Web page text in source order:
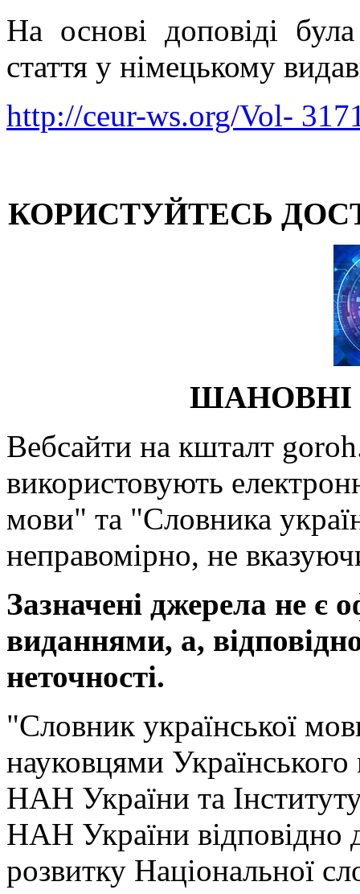
На основі доповіді
стаття у німецькому
http://ceur-ws.org/Vol-
КОРИСТУЙТЕСЬ
ШАНОВНІ
Вебсайти на кшталт
використовують
мови" та "Словника
неправомірно, не
Зазначені джерела не є
виданнями, а,
неточності.
"Словник української
науковцями
НАН України та
НАН України відповідно
розвитку Національної